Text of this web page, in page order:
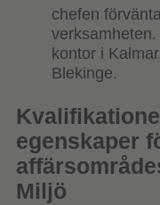
chefen
kontor i
Blekinge.
egenskaper
Miljö